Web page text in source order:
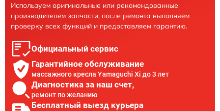
Используем оригинальные или рекомендованные
производителем запчасти, после ремонта выполняем
проверку всех функций и предоставляем гарантию.
Официальный сервис
Гарантийное обслуживание
массажного кресла Yamaguchi Xi до 3 лет
Диагностика за наш счет,
ремонт по желанию
Бесплатный выезд курьера